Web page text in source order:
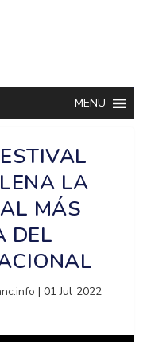
MENU
LA
MÁS
DEL
|01 Jul 2022